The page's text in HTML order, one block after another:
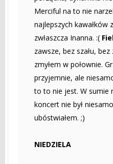
Merciful na to nie
najlepszych kawałków
zwłaszcza Inanna. :(
zawsze, bez szału,
zmyłem w połownie.
przyjemnie, ale
to to nie jest. W sumie
koncert nie był
ubóstwiałem. ;)
NIEDZIELA